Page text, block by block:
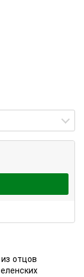
отцов